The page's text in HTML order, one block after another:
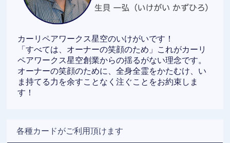
カーリペアワークス星空のいけがいです！
「すべては、オーナーの笑顔のため」これがカーリ
ペアワークス星空創業からの揺るがない理念です。
オーナーの笑顔のために、全身全霊をかたむけ、い
ま持てる力を余すことなく注ぐことをお約束しま
す！
各種カードがご利用頂けます